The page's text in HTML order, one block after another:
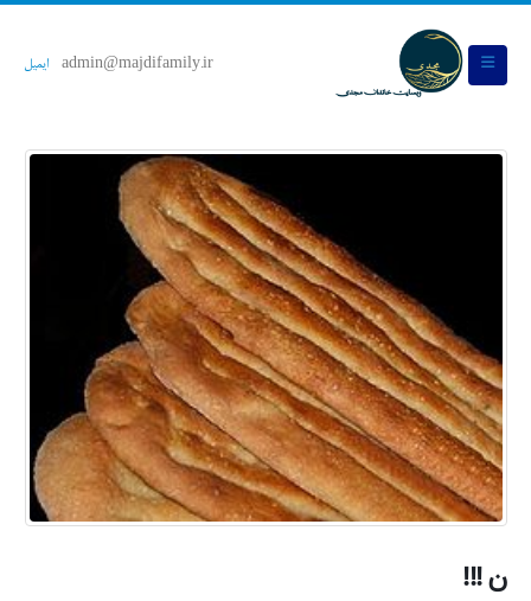
admin@majdifamily.ir ایمیل
ن !!!